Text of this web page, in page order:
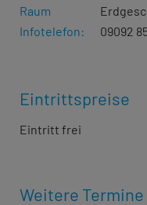
Raum
Infotelefon:
09092
Eintrittspreise
Eintritt frei
Weitere Termine